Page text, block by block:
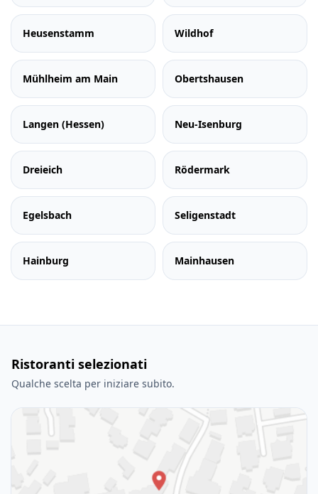
Heusenstamm Wildhof
Mühlheim am Main Obertshausen
Langen (Hessen) Neu-Isenburg
Dreieich Rödermark
Egelsbach Seligenstadt
Hainburg Mainhausen
Ristoranti selezionati
Qualche scelta per iniziare subito.